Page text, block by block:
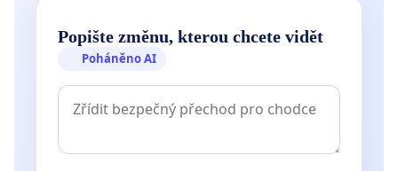
Popište změnu, kterou chcete vidět
Poháněno AI